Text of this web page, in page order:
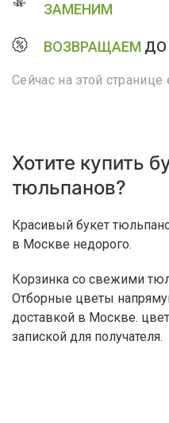
ЗАМЕНИМ
ВОЗВРАЩАЕМ ДО
Сейчас на этой
Хотите купить
тюльпанов?
Красивый букет
в Москве недорого.
Корзинка со свежими
Отборные цветы
доставкой в Москве.
запиской для получателя.